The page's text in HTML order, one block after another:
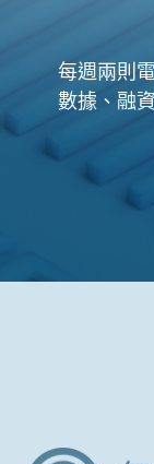
每週兩則
數據、融